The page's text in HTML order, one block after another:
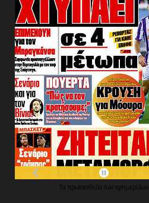
Τα πρωτοσέλιδα των εφημερίδων